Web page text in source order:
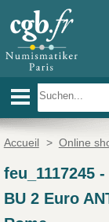
Accueil > Online
feu_1117245-
BU 2 Euro